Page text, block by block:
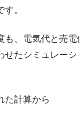
。
も、電気代と売
せたシミュレー
た計算から